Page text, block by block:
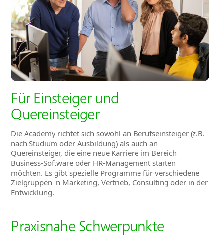
Für Einsteiger und
Quereinsteiger
Die Academy richtet sich sowohl an Berufseinsteiger (z.B.
nach Studium oder Ausbildung) als auch an
Quereinsteiger, die eine neue Karriere im Bereich
Business-Software oder HR-Management starten
möchten. Es gibt spezielle Programme für verschiedene
Zielgruppen in Marketing, Vertrieb, Consulting oder in der
Entwicklung.
Praxisnahe Schwerpunkte